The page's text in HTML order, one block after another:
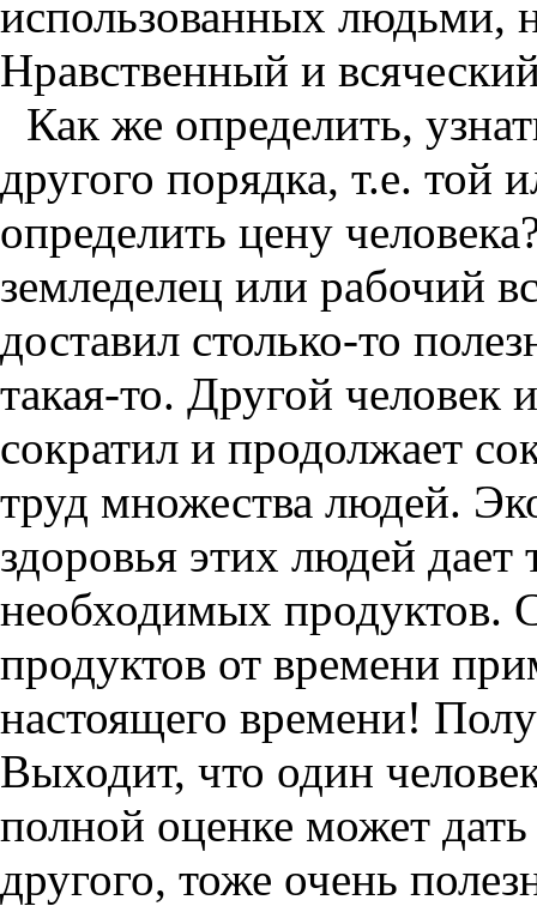
использованных людьми,
Нравственный и
Как же определить,
другого порядка, т.е. той
определить цену
земледелец или рабочий
доставил столько-то
такая-то. Другой
сократил и продолжает
труд множества людей.
здоровья этих людей
необходимых продуктов.
продуктов от времени
настоящего времени!
Выходит, что один
полной оценке может
другого, тоже очень